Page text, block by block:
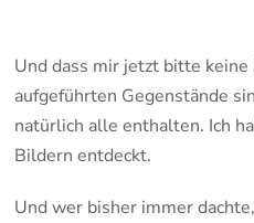
Und dass mir jetzt bitte
aufgeführten Gegenstände
natürlich alle enthalten. Ich
Bildern entdeckt.
Und wer bisher immer